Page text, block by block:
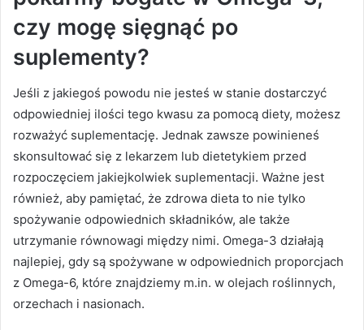
czy mogę sięgnąć po
suplementy?
Jeśli z jakiegoś powodu nie jesteś w stanie dostarczyć
odpowiedniej ilości tego kwasu za pomocą diety, możesz
rozważyć suplementację. Jednak zawsze powinieneś
skonsultować się z lekarzem lub dietetykiem przed
rozpoczęciem jakiejkolwiek suplementacji. Ważne jest
również, aby pamiętać, że zdrowa dieta to nie tylko
spożywanie odpowiednich składników, ale także
utrzymanie równowagi między nimi. Omega-3 działają
najlepiej, gdy są spożywane w odpowiednich proporcjach
z Omega-6, które znajdziemy m.in. w olejach roślinnych,
orzechach i nasionach.